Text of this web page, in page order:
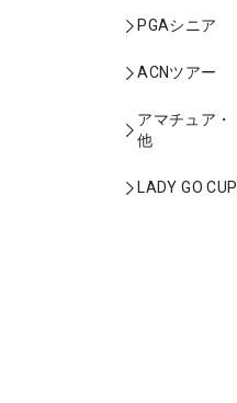
PGAシニア
ACNツアー
アマチュア・
他
LADY GO CUP